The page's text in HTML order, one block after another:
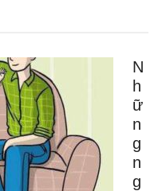
N
h
ữ
n
g
n
g